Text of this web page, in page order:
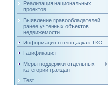
Реализация национальных
проектов
Выявление правообладателей
ранее учтенных объектов
недвижемости
Информация о площадках ТКО
Газификация
Меры поддержки отдельных
категорий граждан
Test